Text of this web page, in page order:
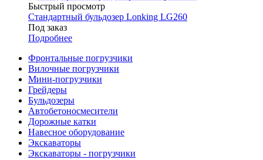
Быстрый просмотр
Стандартный бульдозер Lonking LG260
Под заказ
Подробнее
Фронтальные погрузчики
Вилочные погрузчики
Мини-погрузчики
Грейдеры
Бульдозеры
Автобетоносмесители
Дорожные катки
Навесное оборудование
Экскаваторы
Экскаваторы - погрузчики